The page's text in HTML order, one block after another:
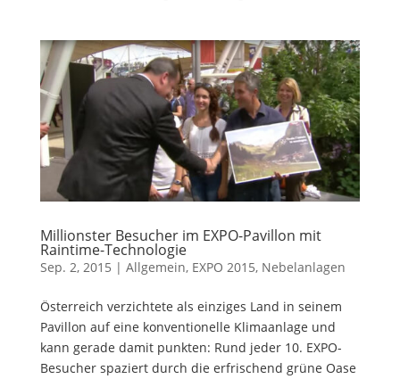
Millionster Besucher im EXPO-Pavillon mit
Raintime-Technologie
Sep. 2, 2015 | Allgemein, EXPO 2015, Nebelanlagen
Österreich verzichtete als einziges Land in seinem
Pavillon auf eine konventionelle Klimaanlage und
kann gerade damit punkten: Rund jeder 10. EXPO-
Besucher spaziert durch die erfrischend grüne Oase